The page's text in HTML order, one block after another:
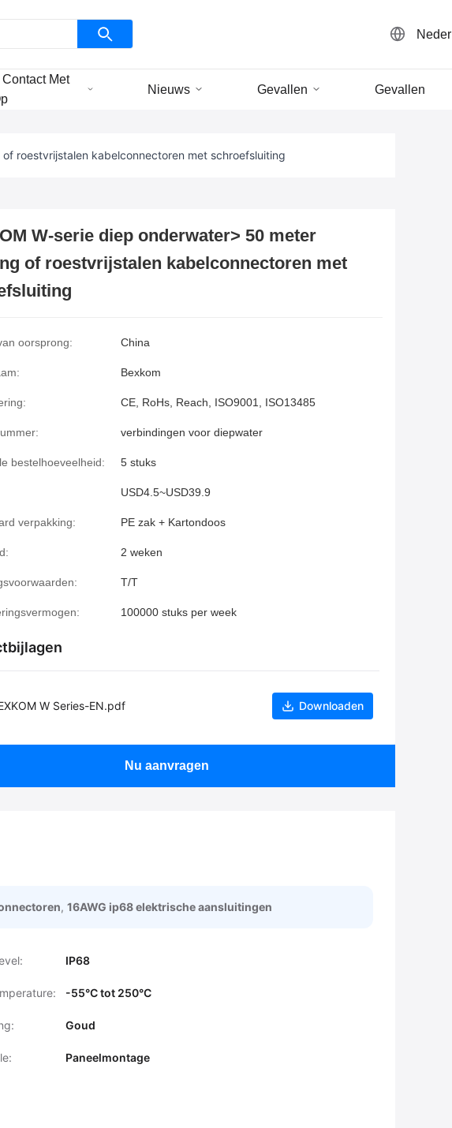
Contact Met
Nieuws Gevallen Gevallen
roestvrijstalen kabelconnectoren met schroefsluiting
W-serie diep onderwater> 50 meter
of roestvrijstalen kabelconnectoren met
oorsprong: China
Bexkom
CE, RoHs, Reach, ISO9001, ISO13485
verbindingen voor diepwater
bestelhoeveelheid: 5 stuks
USD4.5~USD39.9
verpakking: PE zak + Kartondoos
2 weken
T/T
100000 stuks per week
W Series-EN.pdf Downloaden
Nu aanvragen
, 16AWG ip68 elektrische aansluitingen
IP68
-55°C tot 250°C
Goud
Paneelmontage